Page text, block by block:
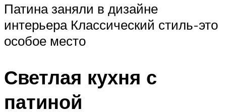
Патина заняли в дизайне
интерьера Классический стиль-это
особое место
Светлая кухня с
патиной